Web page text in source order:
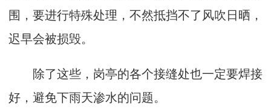
围，要进行特殊处理，不然抵挡不了风吹日晒，
迟早会被损毁。
除了这些，岗亭的各个接缝处也一定要焊接
好，避免下雨天渗水的问题。